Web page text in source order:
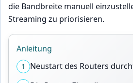
die Bandbreite manuell
Streaming zu priorisieren.
Anleitung
1 Neustart des Routers